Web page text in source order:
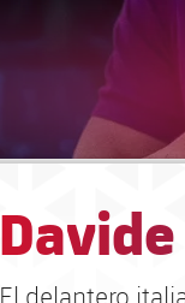
El delantero